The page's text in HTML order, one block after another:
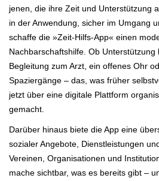
jenen, die ihre Zeit und Unterstützung
in der Anwendung, sicher im Umgang
schaffe die »Zeit-Hilfs-App« einen
Nachbarschaftshilfe. Ob Unterstützung
Begleitung zum Arzt, ein offenes Ohr
Spaziergänge – das, was früher
jetzt über eine digitale Plattform
gemacht.
Darüber hinaus biete die App eine
sozialer Angebote, Dienstleistungen
Vereinen, Organisationen und
mache sichtbar, was es bereits gibt –